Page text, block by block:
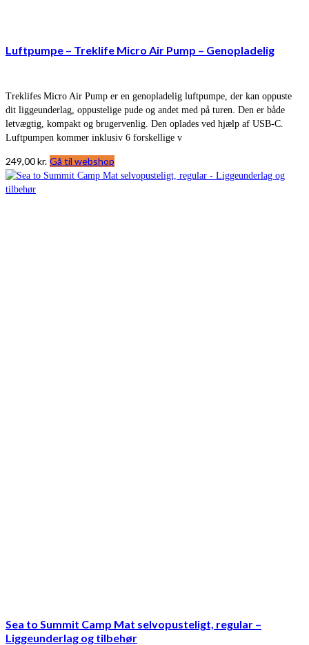
Luftpumpe – Treklife Micro Air Pump – Genopladelig
Treklifes Micro Air Pump er en genopladelig luftpumpe, der kan oppuste
dit liggeunderlag, oppustelige pude og andet med på turen. Den er både
letvægtig, kompakt og brugervenlig. Den oplades ved hjælp af USB-C.
Luftpumpen kommer inklusiv 6 forskellige v
249,00kr. Gå til webshop
Sea to Summit Camp Mat selvopusteligt, regular –
Liggeunderlag og tilbehør